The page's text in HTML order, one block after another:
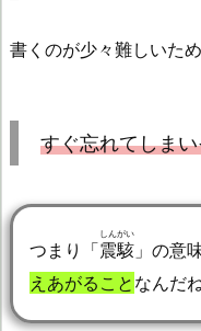
書くのが少々難しいため
すぐ忘れてしま
つまり「震駭
しんがい
」の意
えあがること なんだね